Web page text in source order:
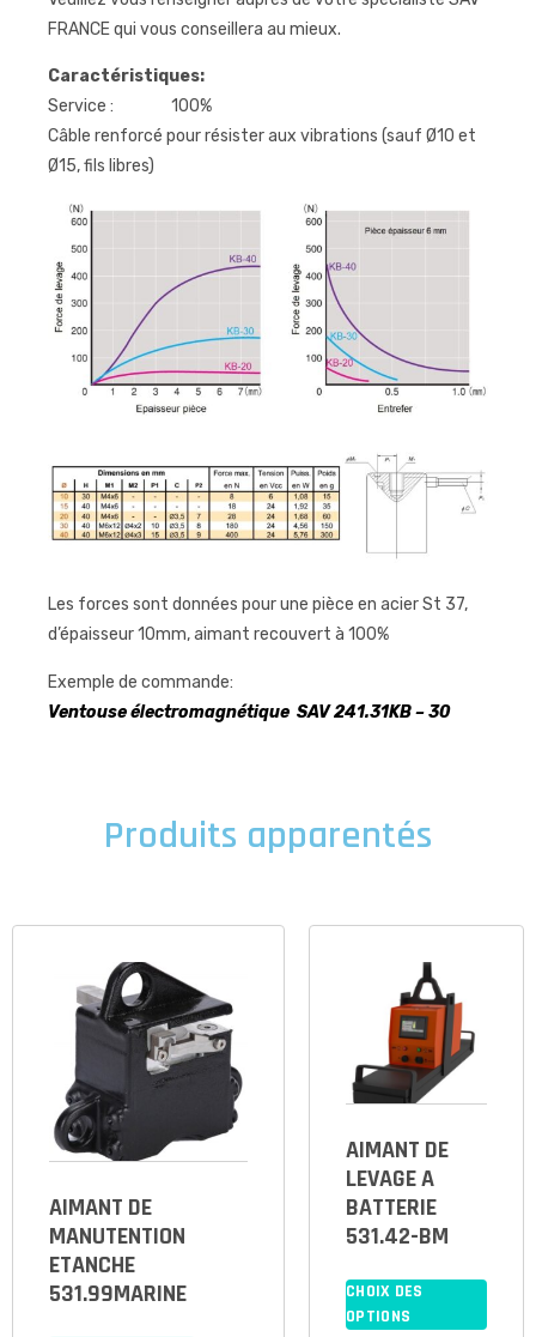
FRANCE qui vous conseillera au mieux.
Caractéristiques:
Service : 100%
Câble renforcé pour résister aux vibrations (sauf Ø10 et
Ø15, fils libres)
Les forces sont données pour une pièce en acier St 37,
d’épaisseur 10mm, aimant recouvert à 100%
Exemple de commande:
Ventouse électromagnétique SAV 241.31KB – 30
Produits apparentés
AIMANT DE
MANUTENTION
ETANCHE
531.99MARINE
AIMANT DE
LEVAGE A
BATTERIE
531.42-BM
CHOIX DES
OPTIONS